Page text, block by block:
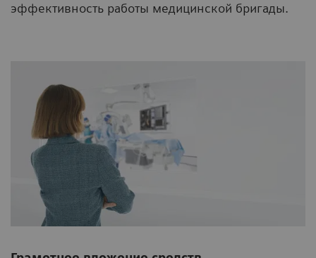
эффективность работы медицинской бригады.